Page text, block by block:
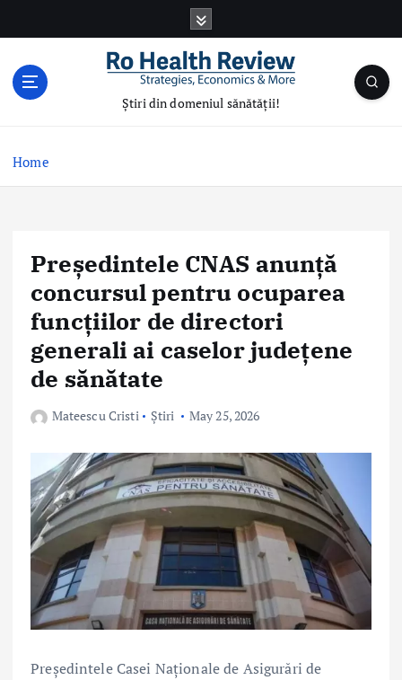
Știri din domeniul sănătății!
Home
Președintele CNAS anunță
concursul pentru ocuparea
funcțiilor de directori
generali ai caselor județene
de sănătate
Mateescu Cristi Știri May 25, 2026
Președintele Casei Naționale de Asigurări de